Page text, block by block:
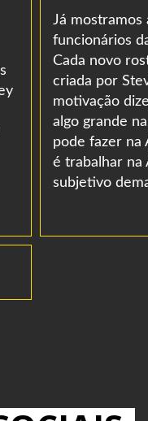
Já mostramos
funcionários
Cada novo
criada por
motivação
algo grande
pode fazer na
é trabalhar na
subjetivo